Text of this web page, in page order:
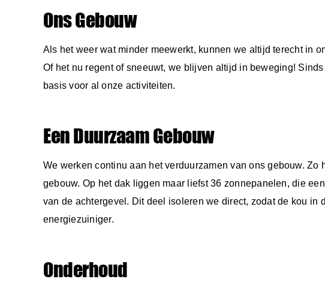
Ons Gebouw
Als het weer wat minder meewerkt, kunnen we altijd terecht in
Of het nu regent of sneeuwt, we blijven altijd in beweging!
basis voor al onze activiteiten.
Een Duurzaam Gebouw
We werken continu aan het verduurzamen van ons gebouw.
gebouw. Op het dak liggen maar liefst 36 zonnepanelen, die
van de achtergevel. Dit deel isoleren we direct, zodat de kou
energiezuiniger.
Onderhoud